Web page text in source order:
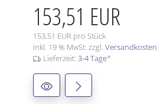
153,51 EUR
153,51 EUR pro Stück
inkl. 19 % MwSt. zzgl. Versandkosten
Lieferzeit: 3-4 Tage*